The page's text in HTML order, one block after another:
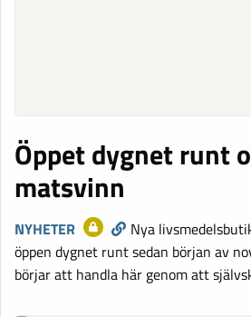
Öppet dygnet runt
matsvinn
NYHETER
Nya
öppen dygnet runt sedan början av
börjar att handla här genom att